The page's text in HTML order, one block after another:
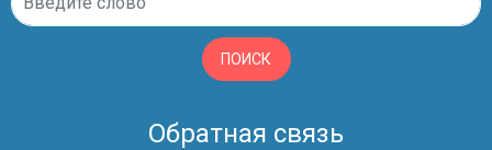
ПОИСК
Обратная связь